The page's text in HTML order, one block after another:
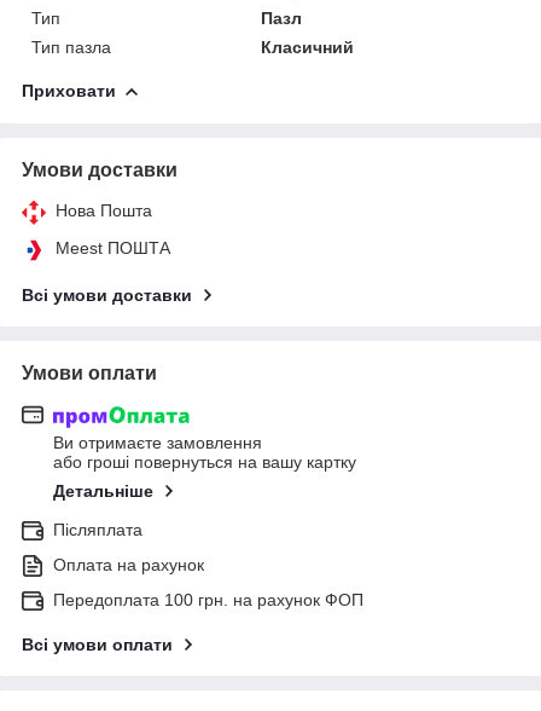
Тип
Пазл
Тип пазла
Класичний
Приховати
Умови доставки
Нова Пошта
Meest ПОШТА
Всі умови доставки
Умови оплати
Ви отримаєте замовлення
або гроші повернуться на вашу картку
Детальніше
Післяплата
Оплата на рахунок
Передоплата 100 грн. на рахунок ФОП
Всі умови оплати